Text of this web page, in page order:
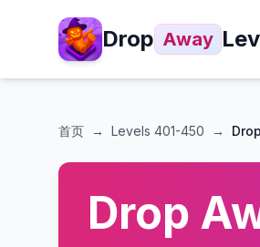
Drop Away
首页 → Levels 401-450 →
Drop